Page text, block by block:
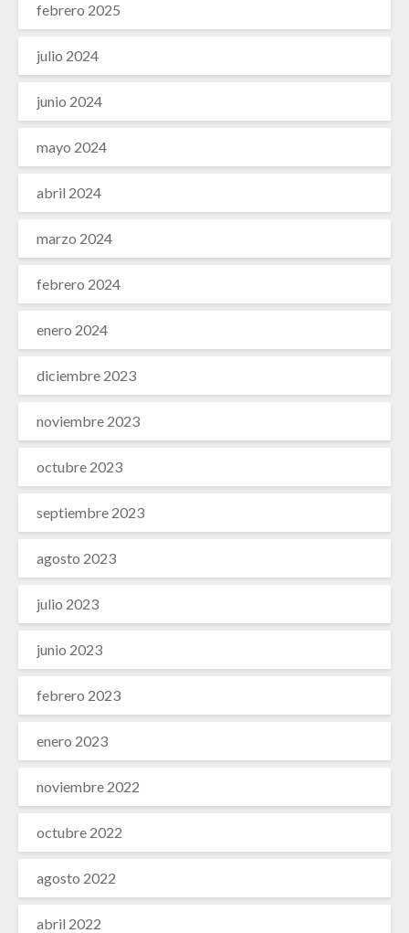
febrero 2025
julio 2024
junio 2024
mayo 2024
abril 2024
marzo 2024
febrero 2024
enero 2024
diciembre 2023
noviembre 2023
octubre 2023
septiembre 2023
agosto 2023
julio 2023
junio 2023
febrero 2023
enero 2023
noviembre 2022
octubre 2022
agosto 2022
abril 2022